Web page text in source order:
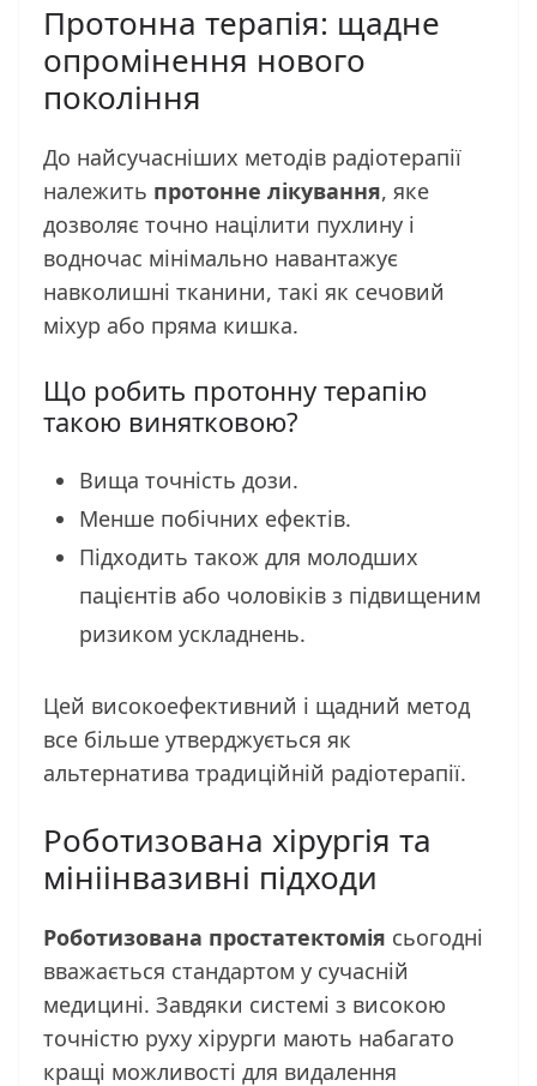
Протонна терапія: щадне
опромінення нового
покоління
До найсучасніших методів радіотерапії
належить протонне лікування, яке
дозволяє точно націлити пухлину і
водночас мінімально навантажує
навколишні тканини, такі як сечовий
міхур або пряма кишка.
Що робить протонну терапію
такою винятковою?
Вища точність дози.
Менше побічних ефектів.
Підходить також для молодших
пацієнтів або чоловіків з підвищеним
ризиком ускладнень.
Цей високоефективний і щадний метод
все більше утверджується як
альтернатива традиційній радіотерапії.
Роботизована хірургія та
мініінвазивні підходи
Роботизована простатектомія сьогодні
вважається стандартом у сучасній
медицині. Завдяки системі з високою
точністю руху хірурги мають набагато
кращі можливості для видалення